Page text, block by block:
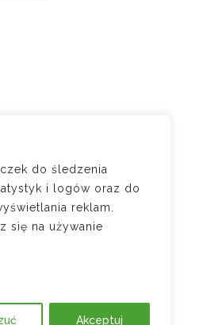
do śledzenia
i logów oraz do
reklam.
się na używanie
Akceptuj